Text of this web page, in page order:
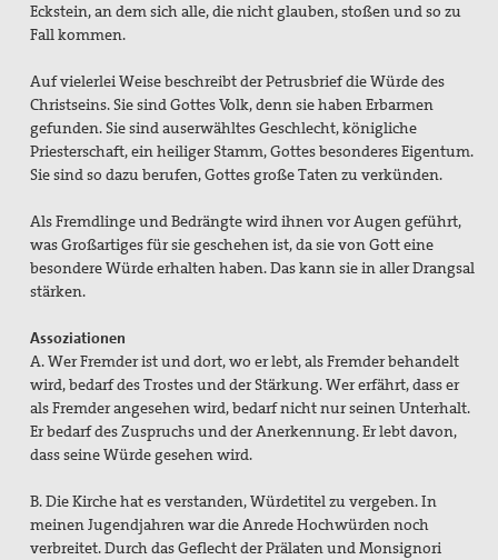
Eckstein, an dem sich alle, die nicht glauben, stoßen und so zu
Fall kommen.
Auf vielerlei Weise beschreibt der Petrusbrief die Würde des
Christseins. Sie sind Gottes Volk, denn sie haben Erbarmen
gefunden. Sie sind auserwähltes Geschlecht, königliche
Priesterschaft, ein heiliger Stamm, Gottes besonderes Eigentum.
Sie sind so dazu berufen, Gottes große Taten zu verkünden.
Als Fremdlinge und Bedrängte wird ihnen vor Augen geführt,
was Großartiges für sie geschehen ist, da sie von Gott eine
besondere Würde erhalten haben. Das kann sie in aller Drangsal
stärken.
Assoziationen
A. Wer Fremder ist und dort, wo er lebt, als Fremder behandelt
wird, bedarf des Trostes und der Stärkung. Wer erfährt, dass er
als Fremder angesehen wird, bedarf nicht nur seinen Unterhalt.
Er bedarf des Zuspruchs und der Anerkennung. Er lebt davon,
dass seine Würde gesehen wird.
B. Die Kirche hat es verstanden, Würdetitel zu vergeben. In
meinen Jugendjahren war die Anrede Hochwürden noch
verbreitet. Durch das Geflecht der Prälaten und Monsignori